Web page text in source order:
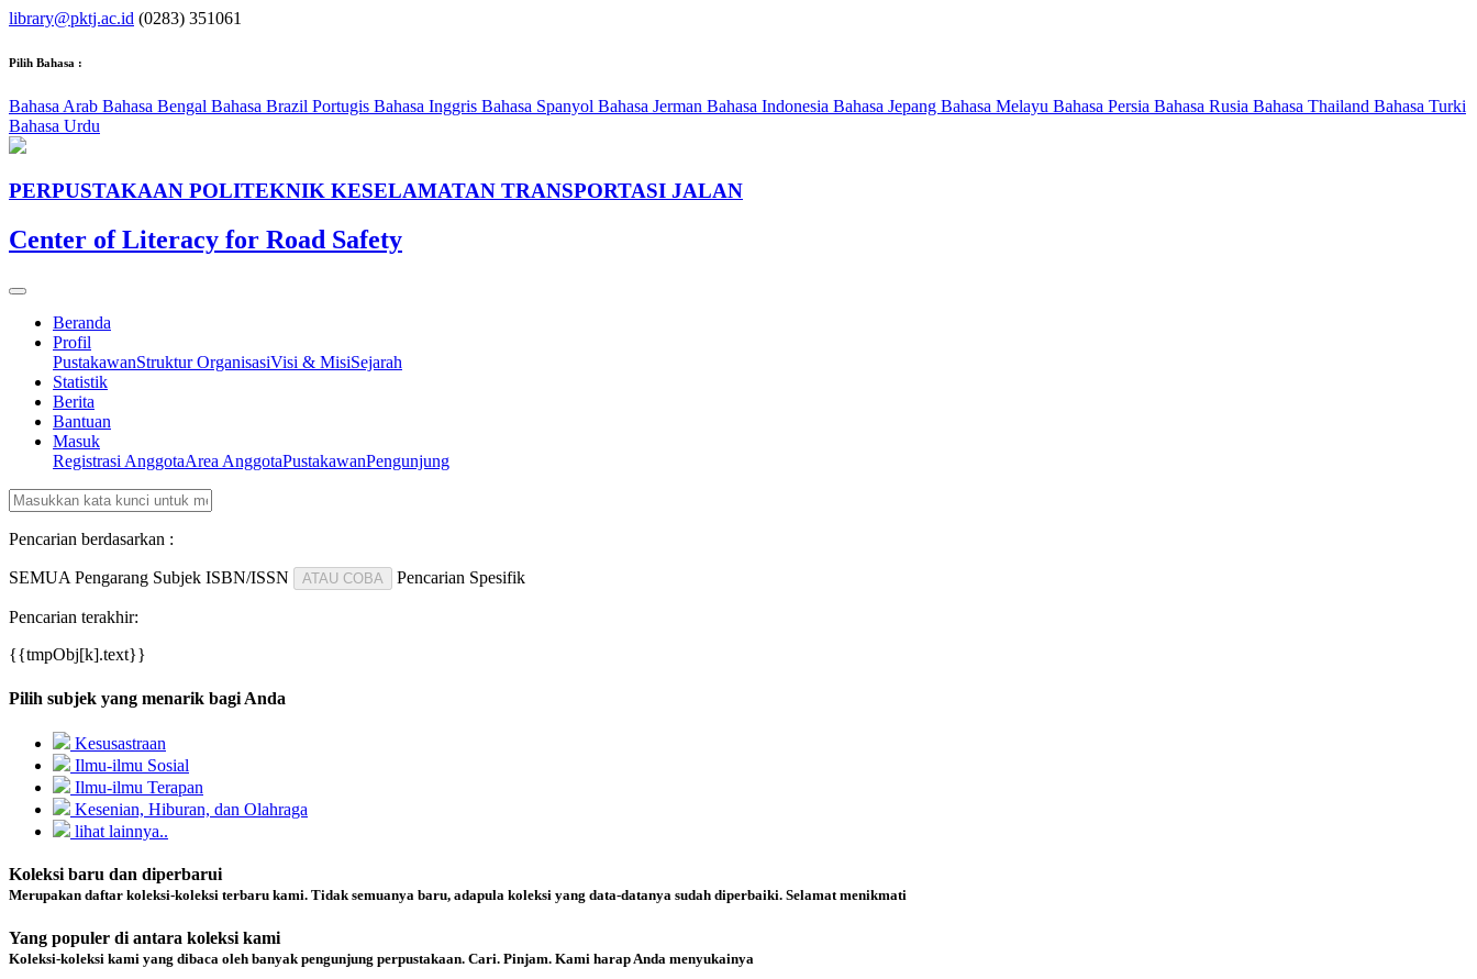
library@pktj.ac.id (0283) 351061
Pilih Bahasa :
Bahasa Arab Bahasa Bengal Bahasa Brazil Portugis Bahasa Inggris Bahasa Spanyol Bahasa Jerman Bahasa Indonesia Bahasa Jepang Bahasa Melayu Bahasa Persia Bahasa Rusia Bahasa Thailand Bahasa Turki
Bahasa Urdu
PERPUSTAKAAN POLITEKNIK KESELAMATAN TRANSPORTASI JALAN
Center of Literacy for Road Safety
Beranda
Profil
PustakawanStruktur OrganisasiVisi & MisiSejarah
Statistik
Berita
Bantuan
Masuk
Registrasi AnggotaArea AnggotaPustakawanPengunjung
Pencarian berdasarkan :
SEMUA Pengarang Subjek ISBN/ISSN ATAU COBA Pencarian Spesifik
Pencarian terakhir:
{{tmpObj[k].text}}
Pilih subjek yang menarik bagi Anda
Kesusastraan
Ilmu-ilmu Sosial
Ilmu-ilmu Terapan
Kesenian, Hiburan, dan Olahraga
lihat lainnya..
Koleksi baru dan diperbarui
Merupakan daftar koleksi-koleksi terbaru kami. Tidak semuanya baru, adapula koleksi yang data-datanya sudah diperbaiki. Selamat menikmati
Yang populer di antara koleksi kami
Koleksi-koleksi kami yang dibaca oleh banyak pengunjung perpustakaan. Cari. Pinjam. Kami harap Anda menyukainya